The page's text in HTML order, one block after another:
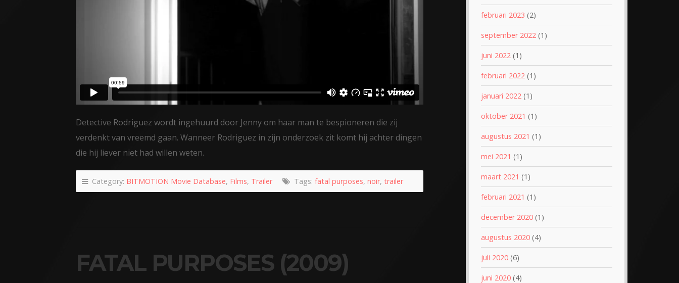
Detective Rodriguez wordt ingehuurd door Jenny om haar man te bespioneren die zij
verdenkt van vreemd gaan. Wanneer Rodriguez in zijn onderzoek zit komt hij achter dingen
die hij liever niet had willen weten.
Category: BITMOTION Movie Database, Films, Trailer Tags: fatal purposes, noir, trailer
FATAL PURPOSES (2009)
februari 2023 (2)
september 2022(1)
juni 2022(1)
februari 2022(1)
januari 2022(1)
oktober 2021 (1)
augustus 2021 (1)
mei 2021 (1)
maart 2021 (1)
februari 2021 (1)
december 2020(1)
augustus 2020(4)
juli 2020(6)
juni 2020(4)